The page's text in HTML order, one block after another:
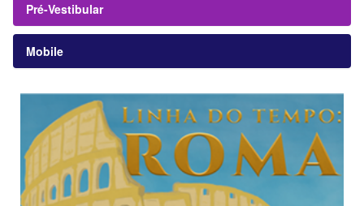
Pré-Vestibular
Mobile